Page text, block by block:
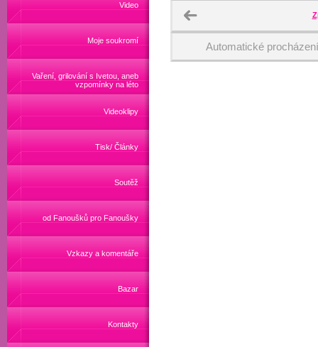
Video
Moje soukromí
Vaření, grilování s Ivetou, aneb
vzpomínky na léto
Videoklipy
Tisk/ Články
Soutěž
od Fanoušků pro Fanoušky
Vzkazy a komentáře
Bazar
Kontakty
Automatické